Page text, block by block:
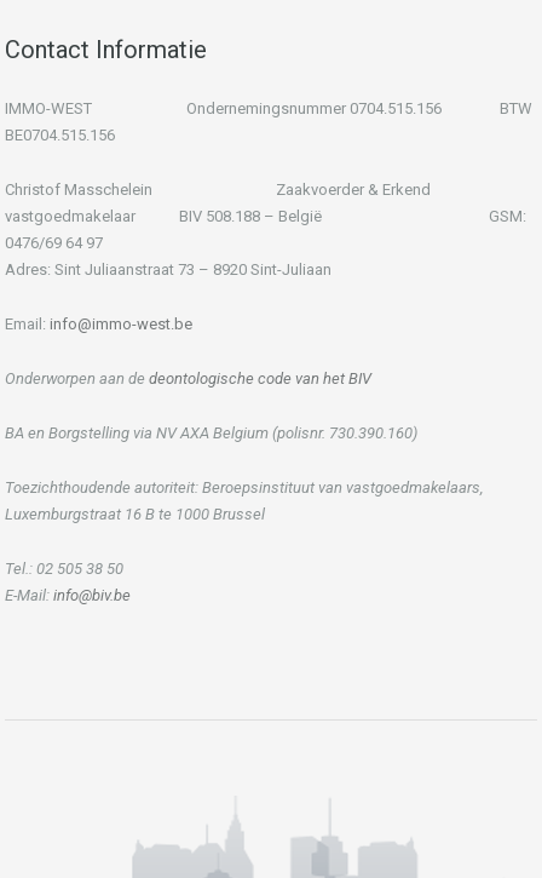
Contact Informatie
IMMO-WEST Ondernemingsnummer 0704.515.156 BTW
BE0704.515.156
Christof Masschelein Zaakvoerder & Erkend
vastgoedmakelaar BIV 508.188 – België GSM:
0476/69 64 97
Adres: Sint Juliaanstraat 73 – 8920 Sint-Juliaan
Email: info@immo-west.be
Onderworpen aan de deontologische code van het BIV
BA en Borgstelling via NV AXA Belgium (polisnr. 730.390.160)
Toezichthoudende autoriteit: Beroepsinstituut van vastgoedmakelaars,
Luxemburgstraat 16 B te 1000 Brussel
Tel.: 02 505 38 50
E-Mail: info@biv.be